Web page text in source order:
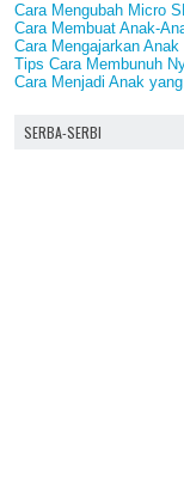
Cara Mengubah Micro
Cara Membuat Anak-
Cara Mengajarkan
Tips Cara Membunuh
Cara Menjadi Anak
SERBA-SERBI